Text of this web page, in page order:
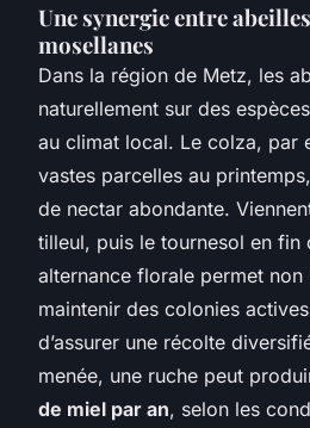
Une synergie entre
mosellanes
Dans la région de Metz, les
naturellement sur des
au climat local. Le colza, par
vastes parcelles au
de nectar abondante.
tilleul, puis le tournesol en fin
alternance florale permet non
maintenir des colonies
d’assurer une récolte
menée, une ruche peut
de miel par an, selon les